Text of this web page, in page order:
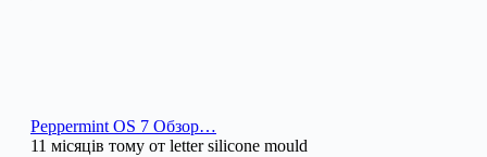
Peppermint OS 7 Обзор…
11 місяців тому от letter silicone mould